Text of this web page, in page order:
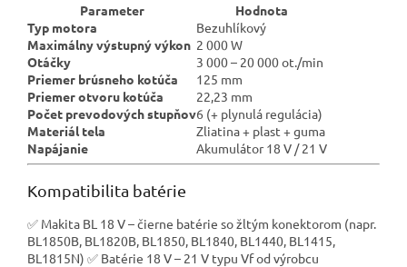
Parameter
Hodnota
Typ motora
Bezuhlíkový
Maximálny výstupný výkon 2 000 W
Otáčky
3 000 – 20 000 ot./min
Priemer brúsneho kotúča
125 mm
Priemer otvoru kotúča
22,23 mm
Počet prevodových stupňov6 (+ plynulá regulácia)
Materiál tela
Zliatina + plast + guma
Napájanie
Akumulátor 18 V / 21 V
Kompatibilita batérie
✅ Makita BL 18 V – čierne batérie so žltým konektorom (napr.
BL1850B, BL1820B, BL1850, BL1840, BL1440, BL1415,
BL1815N) ✅ Batérie 18 V – 21 V typu Vf od výrobcu